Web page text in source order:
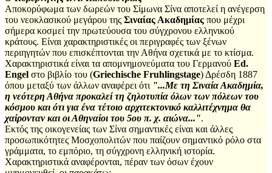
Αποκορύφωμα των δωρεών του Σίμωνα Σίνα αποτελεί η ανέγερση
του νεοκλασικού μεγάρου της Σιναίας Ακαδημίας που μέχρι
σήμερα κοσμεί την πρωτεύουσα του σύγχρονου ελληνικού
κράτους. Είναι χαρακτηριστικές οι περιγραφές των ξένων
περιηγητών που επισκέπτονται την Αθήνα σχετικά με το κτίσμα.
Χαρακτηριστικά είναι τα απομνημονεύματα του Γερμανού Ed.
Engel στο βιβλίο του (Griechische Fruhlingstage) Δρέσδη 1887
όπου μεταξύ των άλλων αναφέρει ότι "...Με τη Σιναία Ακαδημία,
η νεότερη Αθήνα προκαλεί τη ζηλοτυπία όλων των πόλεων του
κόσμου και ότι για ένα τέτοιο αρχιτεκτονικό καλλιτέχνημα θα
χαίρονταν και οι Αθηναίοι του 5ου π. χ. αιώνα...".
Εκτός της οικογενείας των Σίνα σημαντικές είναι και άλλες
προσωπικότητες Μοσχοπολιτών που παίζουν σημαντικό ρόλο στα
γράμματα, το εμπόριο, τη σύγχρονη ελληνική ιστορία.
Χαρακτηριστικά αναφέρονται, πέραν των όσων έχουν